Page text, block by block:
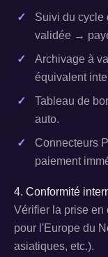
Suivi du
validée →
Archivage à
équivalent
Tableau de
auto.
Connecteurs
paiement
4. Conformité
Vérifier la prise en
pour l'Europe du
asiatiques, etc.).